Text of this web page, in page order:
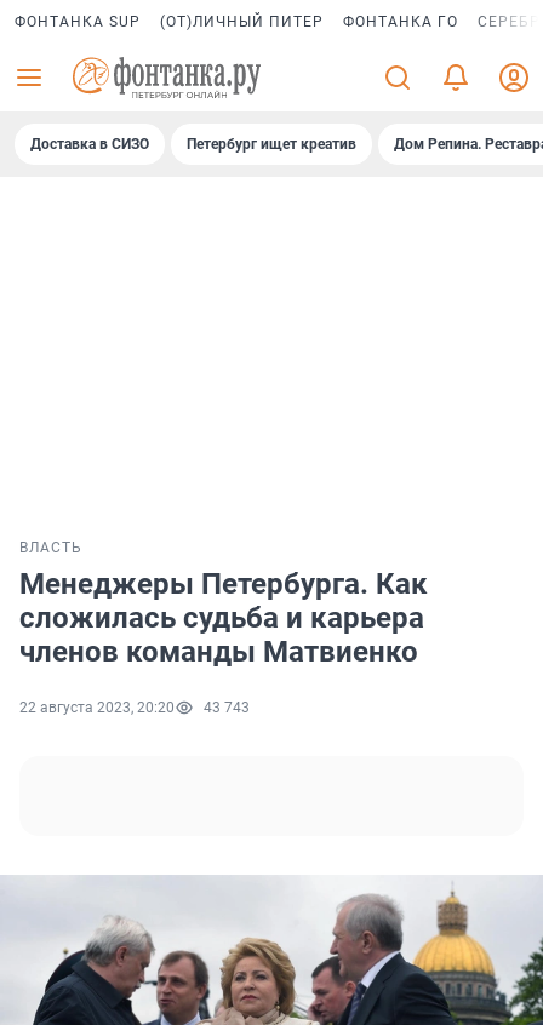
ФОНТАНКА SUP (ОТ)ЛИЧНЫЙ ПИТЕР ФОНТАНКА ГО
Доставка в СИЗО Петербург ищет креатив Дом Репина.
ВЛАСТЬ
Менеджеры Петербурга. Как
сложилась судьба и карьера
членов команды Матвиенко
22 августа 2023, 20:20 43 743